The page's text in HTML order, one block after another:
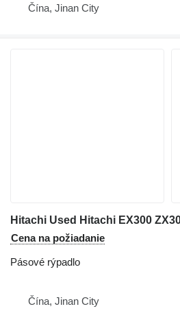
Čína, Jinan City
Hitachi Used Hitachi EX300
Cena na požiadanie
Pásové rýpadlo
Čína, Jinan City